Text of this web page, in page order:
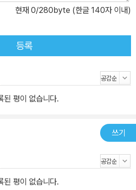
현재 0/280byte (한글 140자 이내)
등록
된 평이 없습니다.
쓰기
된 평이 없습니다.